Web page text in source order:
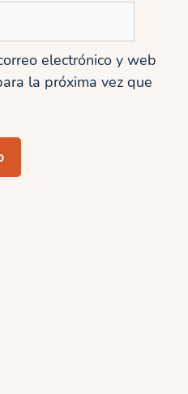
electrónico y web
la próxima vez que